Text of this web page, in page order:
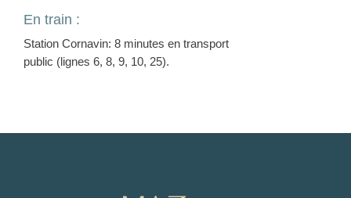
En train :
Station Cornavin: 8 minutes en transport
public (lignes 6, 8, 9, 10, 25).